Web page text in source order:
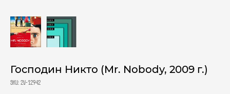
Господин Никто (Mr. Nobody, 2009 г.)
SKU: 2V-12942